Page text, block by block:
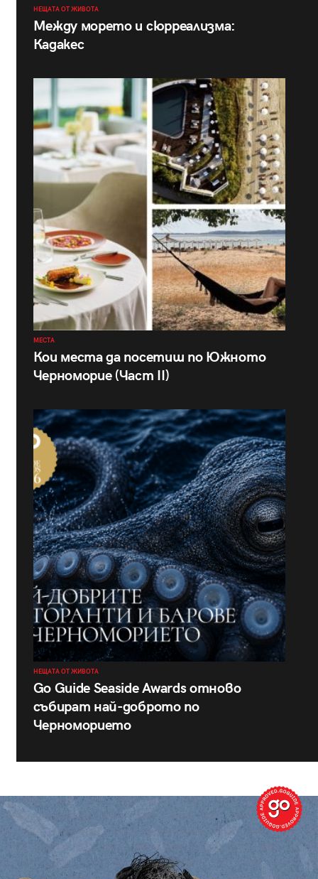
НЕЩАТА ОТ ЖИВОТА
Между морето и сюрреализма:
Кадакес
МЕСТА
Кои места да посетиш по Южното
Черноморие (Част II)
НЕЩАТА ОТ ЖИВОТА
Go Guide Seaside Awards отново
събират най-доброто по
Черноморието